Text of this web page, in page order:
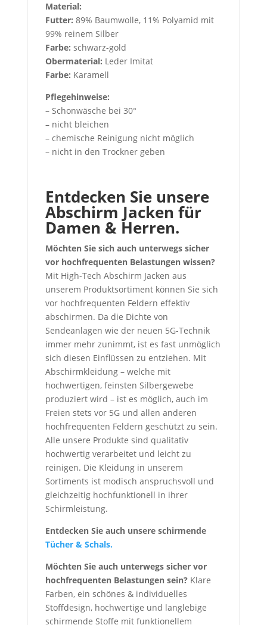
Material:
Futter: 89% Baumwolle, 11% Polyamid mit
99% reinem Silber
Farbe: schwarz-gold
Obermaterial: Leder Imitat
Farbe: Karamell
Pflegehinweise:
– Schonwäsche bei 30°
– nicht bleichen
– chemische Reinigung nicht möglich
– nicht in den Trockner geben
Entdecken Sie unsere
Abschirm Jacken für
Damen & Herren.
Möchten Sie sich auch unterwegs sicher
vor hochfrequenten Belastungen wissen?
Mit High-Tech Abschirm Jacken aus
unserem Produktsortiment können Sie sich
vor hochfrequenten Feldern effektiv
abschirmen. Da die Dichte von
Sendeanlagen wie der neuen 5G-Technik
immer mehr zunimmt, ist es fast unmöglich
sich diesen Einflüssen zu entziehen. Mit
Abschirmkleidung – welche mit
hochwertigen, feinsten Silbergewebe
produziert wird – ist es möglich, auch im
Freien stets vor 5G und allen anderen
hochfrequenten Feldern geschützt zu sein.
Alle unsere Produkte sind qualitativ
hochwertig verarbeitet und leicht zu
reinigen. Die Kleidung in unserem
Sortiments ist modisch anspruchsvoll und
gleichzeitig hochfunktionell in ihrer
Schirmleistung.
Entdecken Sie auch unsere schirmende
Tücher & Schals.
Möchten Sie auch unterwegs sicher vor
hochfrequenten Belastungen sein? Klare
Farben, ein schönes & individuelles
Stoffdesign, hochwertige und langlebige
schirmende Stoffe mit funktionellem